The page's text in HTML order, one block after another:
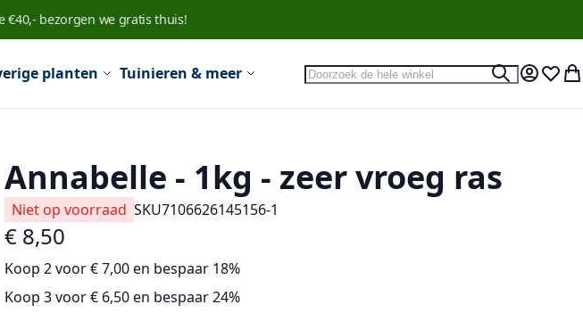
€40,- bezorgen we gratis thuis!
planten Tuinieren & meer Search
Search
Account
Annabelle - 1kg - zeer vroeg ras
Niet op voorraad SKU7106626145156-1
€ 8,50
Koop 2 voor€ 7,00en bespaar 18%
Koop 3 voor€ 6,50en bespaar24%